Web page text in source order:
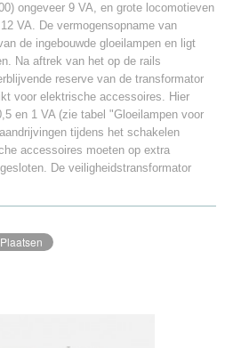
ongeveer 9 VA, en grote locomotieven
VA. De vermogensopname van
de ingebouwde gloeilampen en ligt
Na aftrek van het op de rails
reserve van de transformator
voor elektrische accessoires. Hier
en 1 VA (zie tabel "Gloeilampen voor
tijdens het schakelen
accessoires moeten op extra
De veiligheidstransformator